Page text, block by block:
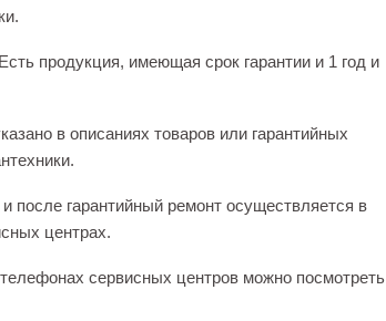
продукция, имеющая срок гарантии и 1 год и
в описаниях товаров или гарантийных
после гарантийный ремонт осуществляется в
центрах.
сервисных центров можно посмотреть